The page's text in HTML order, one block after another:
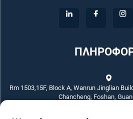
Rm 1503,15F, Block A, Wanrun Jinglian
Chancheng, Foshan,